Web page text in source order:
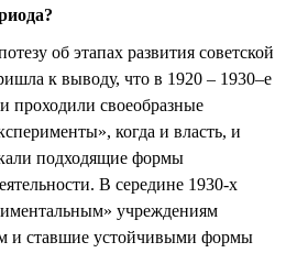
об этапах развития советской
к выводу, что в 1920 – 1930–е
проходили своеобразные
когда и власть, и
подходящие формы
В середине 1930-х
учреждениям
и ставшие устойчивыми формы